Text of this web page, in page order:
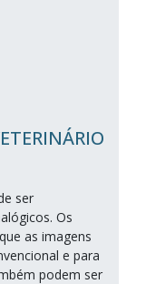
ser
Os
as imagens
e para
podem ser